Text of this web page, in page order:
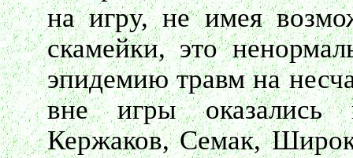
на игру, не имея
скамейки, это
эпидемию травм на
вне игры оказались
Кержаков, Семак,